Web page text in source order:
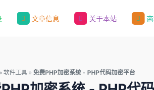
文章信息 关于本站
» 软件工具 » 免费PHP加密系统 - PHP代码加密平台